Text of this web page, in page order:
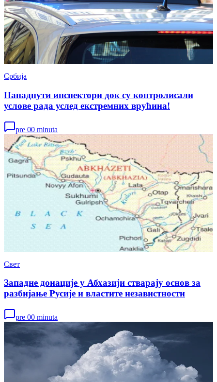
Србија
Нападнути инспектори док су контролисали
услове рада услед екстремних врућина!
pre 00 minuta
Свет
Западне донације у Абхазији стварају основ за
разбијање Русије и властите независтности
pre 00 minuta